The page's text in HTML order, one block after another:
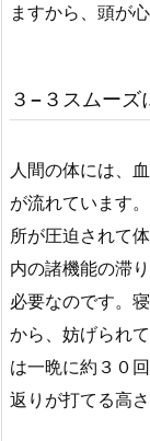
ますから、頭が
３−３スムーズ
人間の体には、
が流れています
所が圧迫されて
内の諸機能の滞
必要なのです。
から、妨げられ
は一晩に約３０
返りが打てる高